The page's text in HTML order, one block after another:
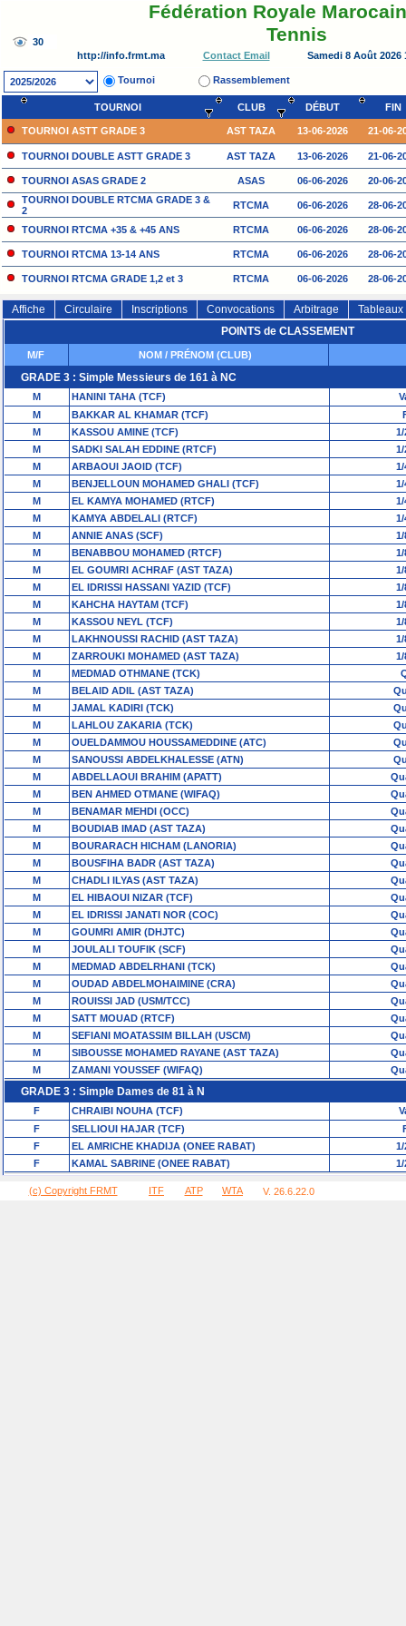
Fédération Royale
Tennis
http://info.frmt.ma Contact Email Samedi 8 Août 2026
TOURNOI CLUB DÉBUT FIN
TOURNOI ASTT GRADE 3 AST TAZA 13-06-2026 21-06-
TOURNOI DOUBLE ASTT GRADE 3 AST TAZA 13-06-2026 21-06-
TOURNOI ASAS GRADE 2 ASAS 06-06-2026
20-06-
TOURNOI DOUBLE RTCMA GRADE 3 &
2
RTCMA 06-06-2026 28-06-
TOURNOI RTCMA +35 & +45 ANS RTCMA 06-06-2026 28-06-
TOURNOI RTCMA 13-14 ANS RTCMA 06-06-2026 28-06-
TOURNOI RTCMA GRADE 1,2 et 3 RTCMA 06-06-2026 28-06-
TOURNOI DOUBLE SM GRADE 2 SM 30-05-2026 14-06-
SM 30-05-2026
Tournoi Rassemblement
Affiche Circulaire Inscriptions Convocations Arbitrage
Tableaux
POINTS de CLASSEMENT
M/F NOM / PRÉNOM (CLUB)
GRADE 3 : Simple Messieurs de 161 à NC
M HANINI TAHA (TCF)
M
BAKKAR AL KHAMAR (TCF)
M
KASSOU AMINE (TCF)
M
SADKI SALAH EDDINE (RTCF)
M
ARBAOUI JAOID (TCF)
M
BENJELLOUN MOHAMED GHALI (TCF)
M
EL KAMYA MOHAMED (RTCF)
M
KAMYA ABDELALI (RTCF)
M
ANNIE ANAS (SCF)
M
BENABBOU MOHAMED (RTCF)
M
EL GOUMRI ACHRAF (AST TAZA)
M
EL IDRISSI HASSANI YAZID (TCF)
M
KAHCHA HAYTAM (TCF)
M
KASSOU NEYL (TCF)
M
LAKHNOUSSI RACHID (AST TAZA)
M
ZARROUKI MOHAMED (AST TAZA)
M
MEDMAD OTHMANE (TCK)
M
BELAID ADIL (AST TAZA)
M
JAMAL KADIRI (TCK)
M
LAHLOU ZAKARIA (TCK)
M
OUELDAMMOU HOUSSAMEDDINE (ATC)
M
SANOUSSI ABDELKHALESSE (ATN)
M
ABDELLAOUI BRAHIM (APATT)
M
BEN AHMED OTMANE (WIFAQ)
M
BENAMAR MEHDI (OCC)
M
BOUDIAB IMAD (AST TAZA)
M
BOURARACH HICHAM (LANORIA)
M
BOUSFIHA BADR (AST TAZA)
M
CHADLI ILYAS (AST TAZA)
M
EL HIBAOUI NIZAR (TCF)
M
EL IDRISSI JANATI NOR (COC)
M
GOUMRI AMIR (DHJTC)
M
JOULALI TOUFIK (SCF)
M
MEDMAD ABDELRHANI (TCK)
M
OUDAD ABDELMOHAIMINE (CRA)
M
ROUISSI JAD (USM/TCC)
M
SATT MOUAD (RTCF)
M
SEFIANI MOATASSIM BILLAH (USCM)
M
SIBOUSSE MOHAMED RAYANE (AST TAZA)
M
ZAMANI YOUSSEF (WIFAQ)
GRADE 3 : Simple Dames de 81 à N
F CHRAIBI NOUHA (TCF)
F
SELLIOUI HAJAR (TCF)
F
EL AMRICHE KHADIJA (ONEE RABAT)
F
KAMAL SABRINE (ONEE RABAT)
(c) Copyright FRMT ITF ATP WTA V. 26.6.22.0